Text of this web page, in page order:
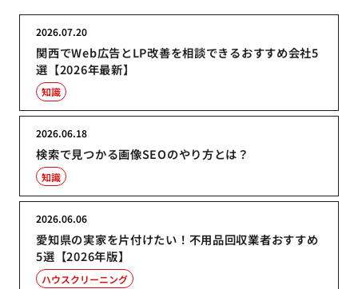
関西でWeb広告とLP改善を相談できるおすすめ会社5
選【2026年最新】
2026.07.20
知識
検索で見つかる画像SEOのやり方とは？
2026.06.18
知識
愛知県の実家を片付けたい！不用品回収業者おすすめ
5選【2026年版】
2026.06.06
ハウスクリーニング